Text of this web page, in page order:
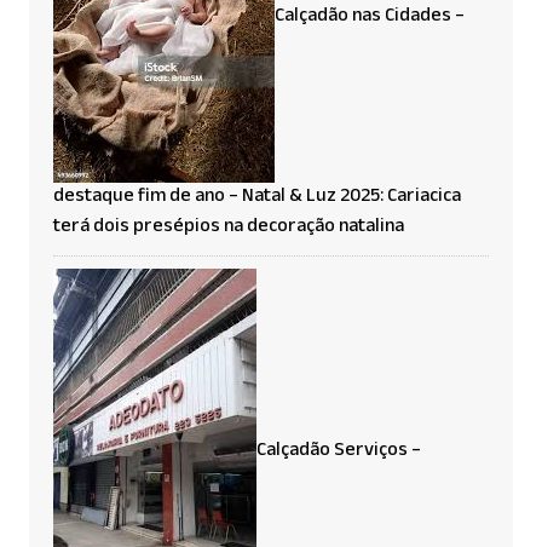
Calçadão nas Cidades –
destaque fim de ano – Natal & Luz 2025: Cariacica
terá dois presépios na decoração natalina
Calçadão Serviços –